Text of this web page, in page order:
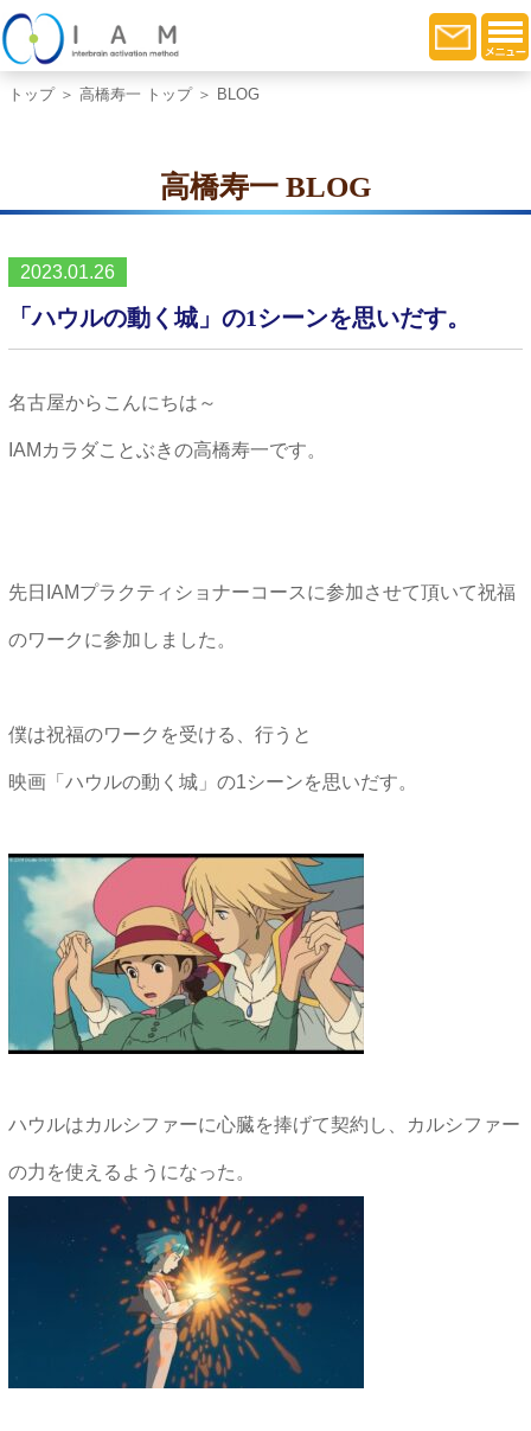
トップ＞ 高橋寿一 トップ＞ BLOG
高橋寿一 BLOG
2023.01.26
「ハウルの動く城」の1シーンを思いだす。
名古屋からこんにちは～
IAMカラダことぶきの高橋寿一です。
先日IAMプラクティショナーコースに参加させて頂いて祝福
のワークに参加しました。
僕は祝福のワークを受ける、行うと
映画「ハウルの動く城」の1シーンを思いだす。
ハウルはカルシファーに心臓を捧げて契約し、カルシファー
の力を使えるようになった。